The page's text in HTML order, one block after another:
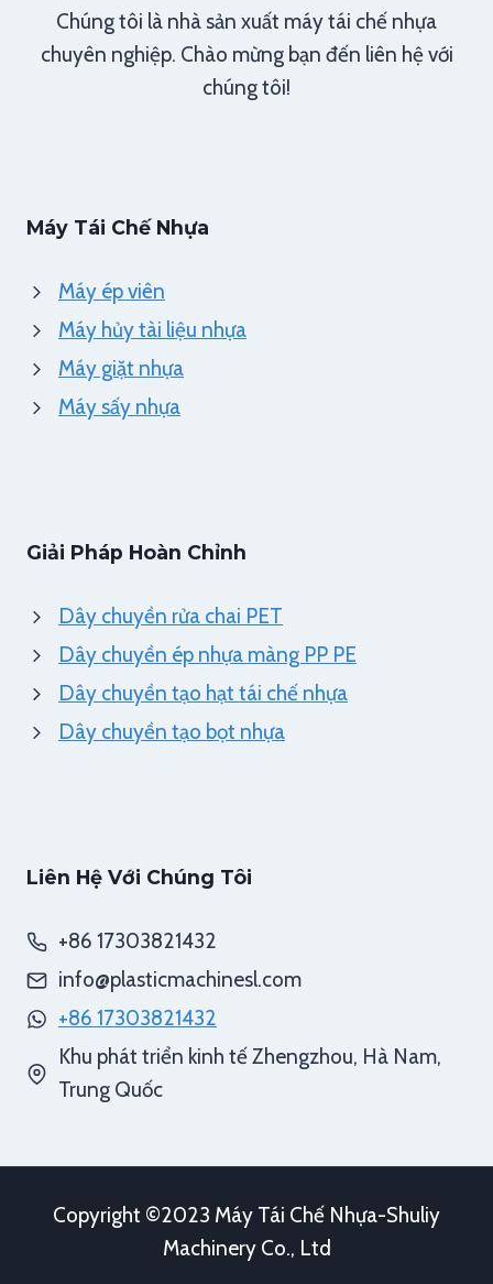
Chúng tôi là nhà sản xuất máy tái chế nhựa
chuyên nghiệp. Chào mừng bạn đến liên hệ với
chúng tôi!
Máy Tái Chế Nhựa
Máy ép viên
Máy hủy tài liệu nhựa
Máy giặt nhựa
Máy sấy nhựa
Giải Pháp Hoàn Chỉnh
Dây chuyền rửa chai PET
Dây chuyền ép nhựa màng PP PE
Dây chuyền tạo hạt tái chế nhựa
Dây chuyền tạo bọt nhựa
Liên Hệ Với Chúng Tôi
+86 17303821432
info@plasticmachinesl.com
+86 17303821432
Khu phát triển kinh tế Zhengzhou, Hà Nam,
Trung Quốc
Copyright ©2023 Máy Tái Chế Nhựa-Shuliy
Machinery Co., Ltd